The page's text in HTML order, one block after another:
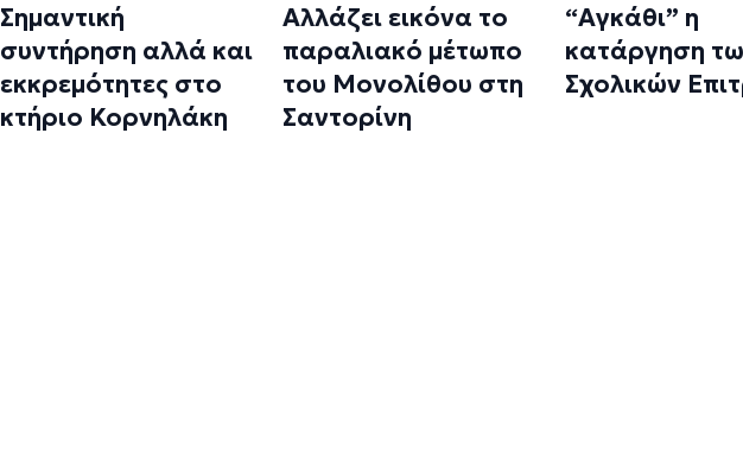
Σημαντική
συντήρηση αλλά και
εκκρεμότητες στο
κτήριο Κορνηλάκη
Αλλάζει εικόνα το
παραλιακό μέτωπο
του Μονολίθου στη
Σαντορίνη
“Αγκάθι” η
κατάργηση
Σχολικών